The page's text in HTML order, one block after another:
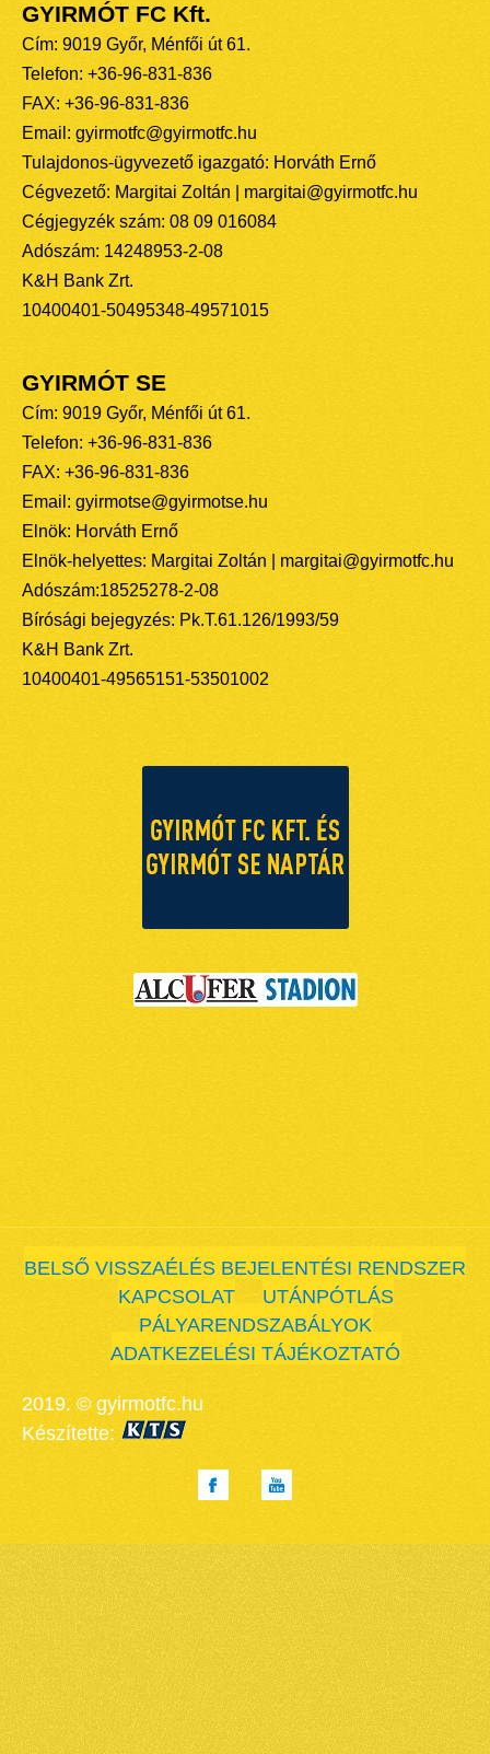
GYIRMÓT FC Kft.
Cím: 9019 Győr, Ménfői út 61.
Telefon: +36-96-831-836
FAX: +36-96-831-836
Email: gyirmotfc@gyirmotfc.hu
Tulajdonos-ügyvezető igazgató: Horváth Ernő
Cégvezető: Margitai Zoltán | margitai@gyirmotfc.hu
Cégjegyzék szám: 08 09 016084
Adószám: 14248953-2-08
K&H Bank Zrt.
10400401-50495348-49571015
GYIRMÓT SE
Cím: 9019 Győr, Ménfői út 61.
Telefon: +36-96-831-836
FAX: +36-96-831-836
Email: gyirmotse@gyirmotse.hu
Elnök: Horváth Ernő
Elnök-helyettes: Margitai Zoltán | margitai@gyirmotfc.hu
Adószám:18525278-2-08
Bírósági bejegyzés: Pk.T.61.126/1993/59
K&H Bank Zrt.
10400401-49565151-53501002
BELSŐ VISSZAÉLÉS BEJELENTÉSI RENDSZER
KAPCSOLAT
UTÁNPÓTLÁS
PÁLYARENDSZABÁLYOK
ADATKEZELÉSI TÁJÉKOZTATÓ
2019. © gyirmotfc.hu
Készítette: